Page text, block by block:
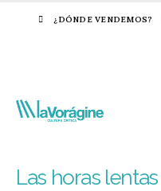
¿DÓNDE VENDEMOS?
Las horas lentas